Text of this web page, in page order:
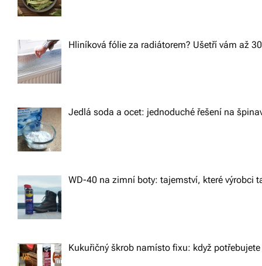
g
a
t
i
o
n
Hliníková fólie za radiátorem? Ušetří vám až
Jedlá soda a ocet: jednoduché řešení na
WD-40 na zimní boty: tajemství, které výrobci
Kukuřičný škrob namísto fixu: když